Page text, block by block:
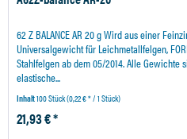
62 Z BALANCE AR 20 g Wird aus einer
Universalgewicht für Leichmetallfelgen,
Stahlfelgen ab dem 05/2014. Alle Gewichte
elastische...
Inhalt100 Stück(0,22 € * / 1 Stück)
21,93 € *